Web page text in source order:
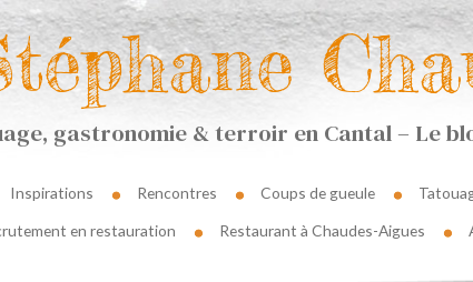
gastronomie & terroir en Cantal – Le
Inspirations Rencontres Coups de gueule
en restauration
Restaurant à Chaudes-Aigues